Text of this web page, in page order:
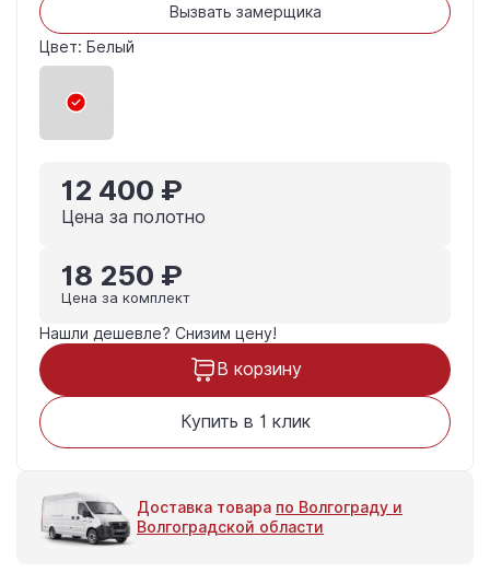
Вызвать замерщика
Цвет: Белый
12 400 ₽
Цена за полотно
18 250 ₽
Цена за комплект
Нашли дешевле? Снизим цену!
В корзину
Купить в 1 клик
Доставка товара по Волгограду и
Волгоградской области